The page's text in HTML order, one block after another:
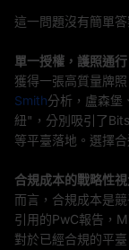
這一問題沒有簡單
單一授權，護照通行
獲得一張高質量牌
Smith分析，盧森堡
紐"，分別吸引了
等平臺落地。選擇
合規成本的戰略性視
而言，合規成本是
引用的PwC報告，
對於已經合規的平